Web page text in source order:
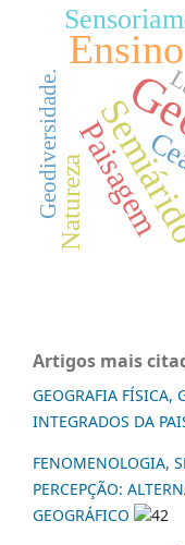
Paisagem
Natureza
Geodiversidade.
Artigos mais
GEOGRAFIA FÍSICA,
INTEGRADOS DA
FENOMENOLOGIA,
PERCEPÇÃO:
GEOGRÁFICO
42